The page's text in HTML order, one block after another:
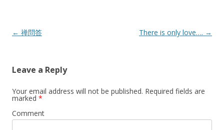
Post
← 禅問答 There is only love…. →
Leave a Reply
Your email address will not be published. Required fields are
marked *
Comment